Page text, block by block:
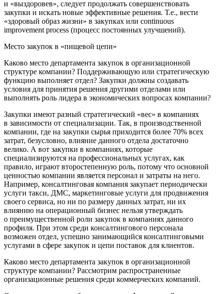
и «выздоровев», следует продолжать совершенствовать
закупки и искать новые эффективные решения. Т.е., вести
«здоровый образ жизни» в закупках или continuous
improvement process (процесс постоянных улучшений).
Место закупок в «пищевой цепи»
Каково место департамента закупок в организационной
структуре компании? Поддерживающую или стратегическую
функцию выполняет отдел? Закупки должны создавать
условия для принятия решения другими отделами или
выполнять роль лидера в экономических вопросах компании?
Закупки имеют разный стратегический «вес» в компаниях
в зависимости от специализации. Так, в производственной
компании, где на закупки сырья приходится более 70% всех
затрат, безусловно, влияние данного отдела достаточно
велико. А вот закупки в компаниях, которые
специализируются на профессиональных услугах, как
правило, играют второстепенную роль, потому что основной
ценностью компании является персонал и затраты на него.
Например, консалтинговая компания закупает периодически
услуги такси, ДМС, маркетинговые услуги для продвижения
своего сервиса, но ни по размеру данных затрат, ни их
влиянию на операционный бизнес нельзя утверждать
о преимущественной роли закупок в компаниях данного
профиля. При этом среди консалтингового персонала
возможен отдел, успешно занимающийся консалтинговыми
услугами в сфере закупок и цепи поставок для клиентов.
Каково место департамента закупок в организационной
структуре компании? Рассмотрим распространенные
организационные решения среди коммерческих компаний.